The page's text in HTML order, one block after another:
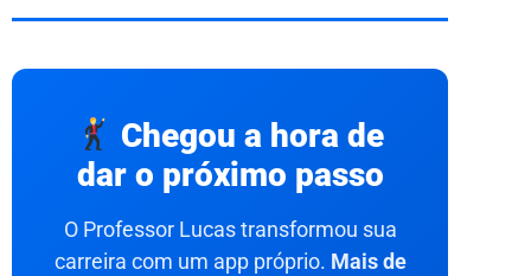
Chegou a hora de
dar o próximo passo
O Professor Lucas transformou sua
carreira com um app próprio. Mais de